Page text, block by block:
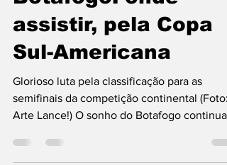
Botafogo: onde
assistir, pela Copa
Glorioso luta pela classificação para as
semifinais da competição continental (Foto: